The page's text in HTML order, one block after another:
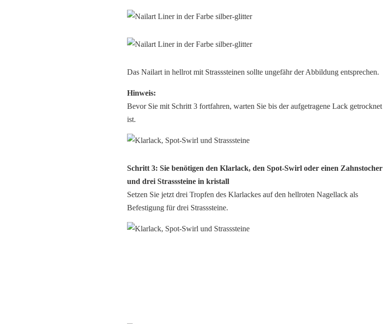
Das Nailart in hellrot mit Strasssteinen sollte ungefähr der Abbildung entsprechen.
Hinweis:
Bevor Sie mit Schritt 3 fortfahren, warten Sie bis der aufgetragene Lack getrocknet
ist.
Schritt 3: Sie benötigen den Klarlack, den Spot-Swirl oder einen Zahnstocher
und drei Strasssteine in kristall
Setzen Sie jetzt drei Tropfen des Klarlackes auf den hellroten Nagellack als
Befestigung für drei Strasssteine.